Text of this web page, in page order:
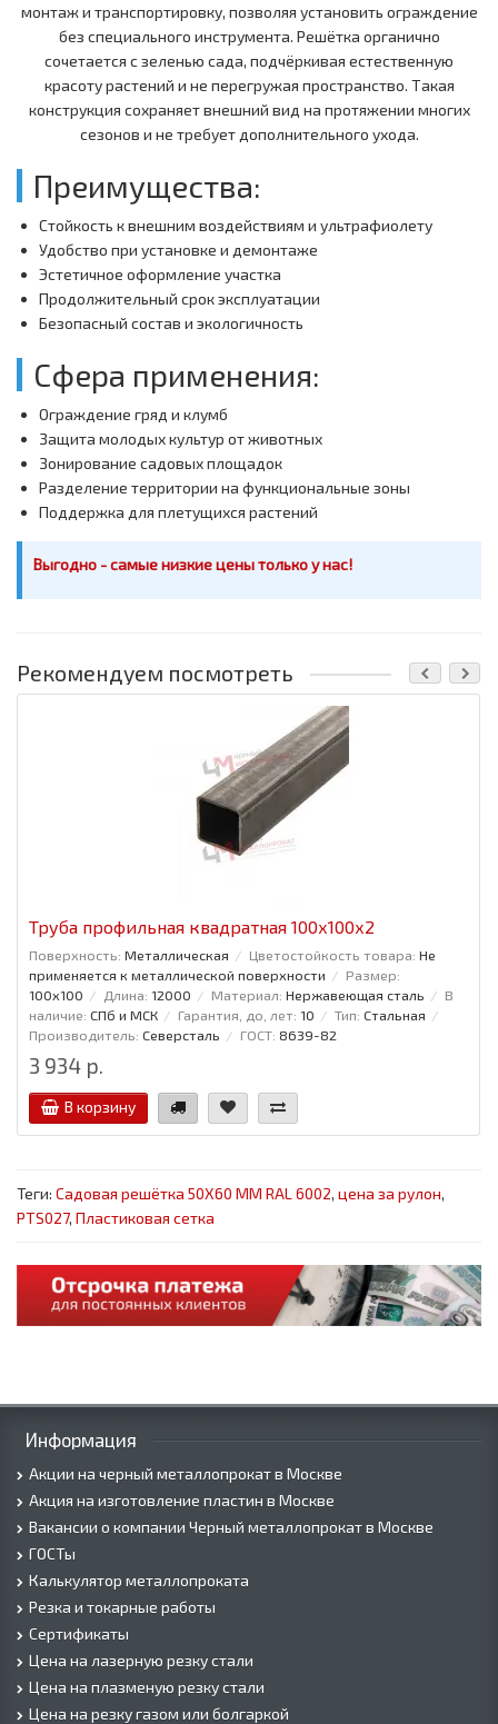
монтаж и транспортировку, позволяя установить ограждение
без специального инструмента. Решётка органично
сочетается с зеленью сада, подчёркивая естественную
красоту растений и не перегружая пространство. Такая
конструкция сохраняет внешний вид на протяжении многих
сезонов и не требует дополнительного ухода.
Преимущества:
Стойкость к внешним воздействиям и ультрафиолету
Удобство при установке и демонтаже
Эстетичное оформление участка
Продолжительный срок эксплуатации
Безопасный состав и экологичность
Сфера применения:
Ограждение гряд и клумб
Защита молодых культур от животных
Зонирование садовых площадок
Разделение территории на функциональные зоны
Поддержка для плетущихся растений
Выгодно - самые низкие цены только у нас!
Рекомендуем посмотреть
Труба профильная квадратная 100x100x2
Поверхность: Металлическая Цветостойкость товара: Не
применяется к металлической поверхности
Размер:
100x100
Длина: 12000 Материал: Нержавеющая сталь
В
наличие: СПб и МСК Гарантия, до, лет: 10 Тип: Стальная
Производитель: Северсталь ГОСТ: 8639-82
3 934 р.
В корзину
Теги: Садовая решётка 50Х60 ММ RAL 6002, цена за рулон,
PTS027, Пластиковая сетка
Информация
Акции на черный металлопрокат в Москве
Акция на изготовление пластин в Москве
Вакансии о компании Черный металлопрокат в Москве
ГОСТы
Калькулятор металлопроката
Резка и токарные работы
Сертификаты
Цена на лазерную резку стали
Цена на плазменую резку стали
Цена на резку газом или болгаркой